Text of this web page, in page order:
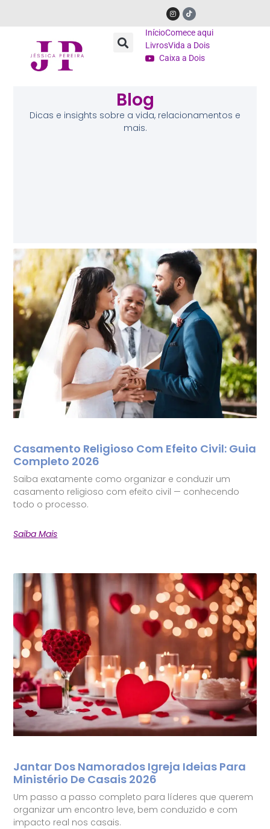
InícioComece aqui
LivrosVida a Dois
Caixa a Dois
Blog
Dicas e insights sobre a vida, relacionamentos e
mais.
Casamento Religioso Com Efeito Civil: Guia
Completo 2026
Saiba exatamente como organizar e conduzir um
casamento religioso com efeito civil — conhecendo
todo o processo.
Saiba Mais
Jantar Dos Namorados Igreja Ideias Para
Ministério De Casais 2026
Um passo a passo completo para líderes que querem
organizar um encontro leve, bem conduzido e com
impacto real nos casais.